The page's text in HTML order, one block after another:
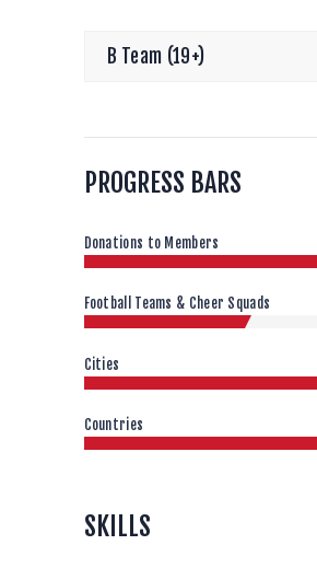
B Team (19+)
PROGRESS BARS
Donations to Members
Football Teams & Cheer Squads
Cities
Countries
SKILLS